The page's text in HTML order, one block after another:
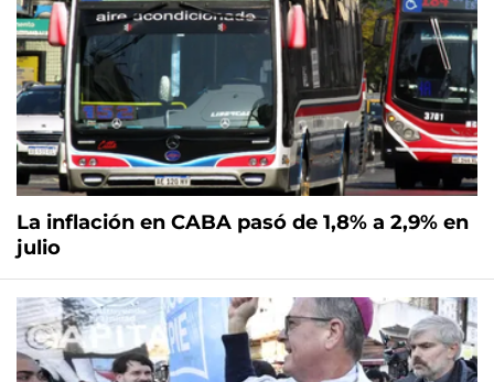
La inflación en CABA pasó de 1,8% a 2,9% en
julio